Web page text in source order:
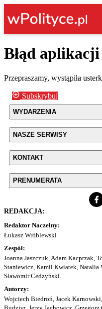
Błąd aplikacji
Przepraszamy, wystąpiła
Subskrybuj
WYDARZENIA
NASZE SERWISY
KONTAKT
PRENUMERATA
REDAKCJA:
Redaktor Naczelny:
Łukasz Wróblewski
Zespół:
Joanna Jaszczuk, Adam Kacprzak,
Staniewicz, Kamil Kwiatek, Natalia
Sławomir Cedzyński.
Autorzy:
Wojciech Biedroń, Jacek